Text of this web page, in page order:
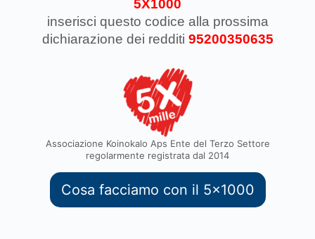
5X1000
inserisci questo codice alla prossima
dichiarazione dei redditi 95200350635
Associazione Koinokalo Aps Ente del Terzo Settore
regolarmente registrata dal 2014
Cosa facciamo con il 5x1000